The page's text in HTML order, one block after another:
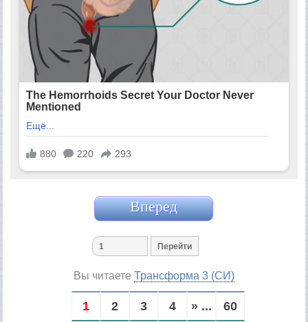
Вперед
Вы читаете Трансформа 3 (СИ)
1 2 3 4 » ... 60